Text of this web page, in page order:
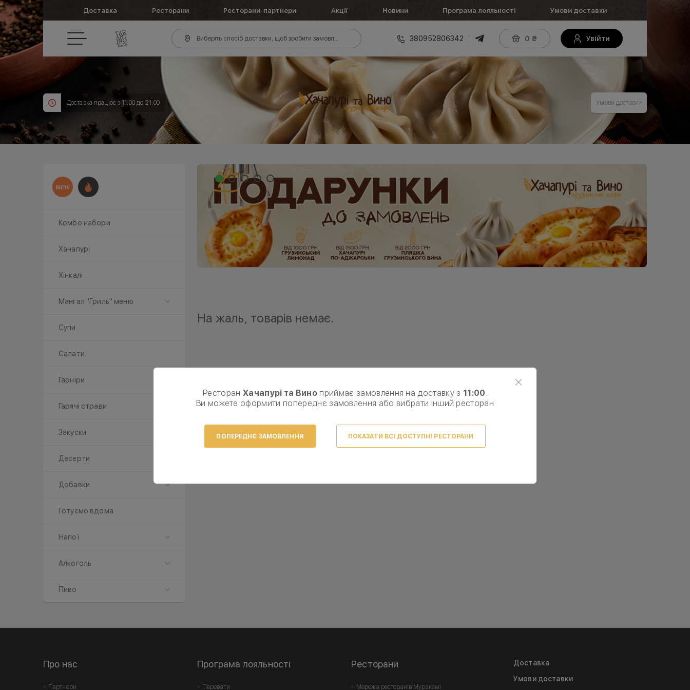
Доставка Ресторани Ресторани-партнери Акції Новини Програма лояльності Умови доставки
Виберіть спосіб доставки, щоб зробити замовлення 380952806342 0 ₴ Увійти
Доставка працює з 11:00 до 21:00 Умови доставки
Комбо набори
Хачапурі
Хінкалі
Мангал "Гриль" меню
Супи
Салати
Гарніри
Гарячі страви
Закуски
Десерти
Добавки
Готуємо вдома
Напої
Алкоголь
Пиво
На жаль, товарів немає.
Ресторан Хачапурі та Вино приймає замовлення на доставку з 11:00.
Ви можете оформити попереднє замовлення або вибрати інший ресторан
ПОПЕРЕДНЄ ЗАМОВЛЕННЯ ПОКАЗАТИ ВСІ ДОСТУПНІ РЕСТОРАНИ
Про нас
Партнери
Програма лояльності
Переваги
Ресторани
Мережа ресторанів Муракамі
Доставка
Умови доставки